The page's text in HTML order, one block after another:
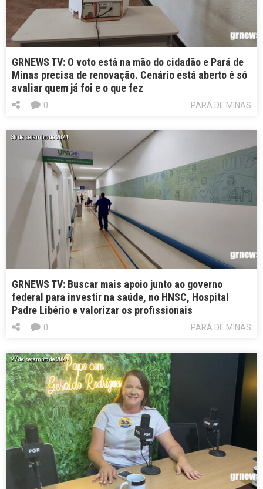
GRNEWS TV: O voto está na mão do cidadão e Pará de
Minas precisa de renovação. Cenário está aberto é só
avaliar quem já foi e o que fez
PARÁ DE MINAS
0
30 de setembro de 2024
GRNEWS TV: Buscar mais apoio junto ao governo
federal para investir na saúde, no HNSC, Hospital
Padre Libério e valorizar os profissionais
PARÁ DE MINAS
0
27 de setembro de 2024